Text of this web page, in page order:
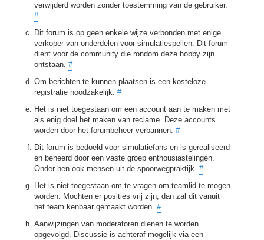
verwijderd worden zonder toestemming van de gebruiker.
#
Dit forum is op geen enkele wijze verbonden met enige
verkoper van onderdelen voor simulatiespellen. Dit forum
dient voor de community die rondom deze hobby zijn
ontstaan. #
Om berichten te kunnen plaatsen is een kosteloze
registratie noodzakelijk. #
Het is niet toegestaan om een account aan te maken met
als enig doel het maken van reclame. Deze accounts
worden door het forumbeheer verbannen. #
Dit forum is bedoeld voor simulatiefans en is gerealiseerd
en beheerd door een vaste groep enthousiastelingen.
Onder hen ook mensen uit de spoorwegpraktijk. #
Het is niet toegestaan om te vragen om teamlid te mogen
worden. Mochten er posities vrij zijn, dan zal dit vanuit
het team kenbaar gemaakt worden. #
Aanwijzingen van moderatoren dienen te worden
opgevolgd. Discussie is achteraf mogelijk via een